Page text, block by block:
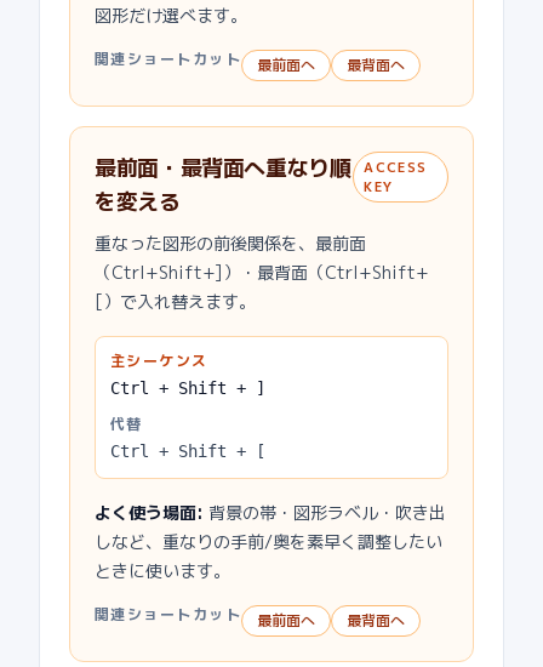
図形だけ選べます。
関連ショートカット 最前面へ 最背面へ
最前面・最背面へ重なり順
を変える
ACCESS
KEY
重なった図形の前後関係を、最前面
（Ctrl+Shift+]）・最背面（Ctrl+Shift+
[）で入れ替えます。
主シーケンス
Ctrl + Shift + ]
代替
Ctrl + Shift + [
よく使う場面: 背景の帯・図形ラベル・吹き出
しなど、重なりの手前/奥を素早く調整したい
ときに使います。
関連ショートカット 最前面へ 最背面へ